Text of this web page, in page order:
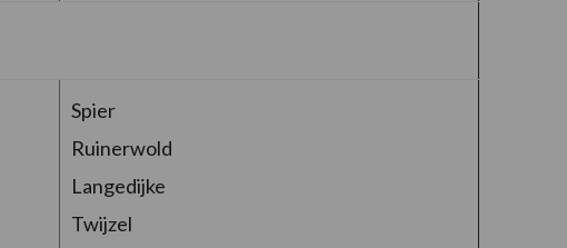
Spier
Ruinerwold
Langedijke
Twijzel